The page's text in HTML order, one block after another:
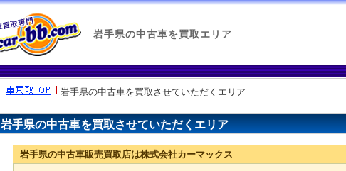
岩手県の中古車を買取エリア
岩手県の中古車を買取させていただくエリア
岩手県の中古車を買取させていただくエリア
岩手県の中古車販売買取店は株式会社カーマックス